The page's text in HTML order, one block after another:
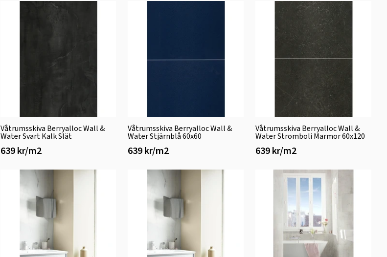
Våtrumsskiva Berryalloc Wall &
Water Svart Kalk Slät
639 kr/m2
Våtrumsskiva Berryalloc Wall &
Water Stjärnblå 60x60
639 kr/m2
Våtrumsskiva Berryalloc Wall &
Water Stromboli Marmor 60x120
639 kr/m2